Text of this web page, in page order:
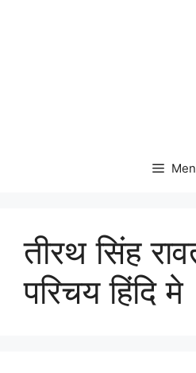
तीरथ सिंह
परिचय हिंदि मे